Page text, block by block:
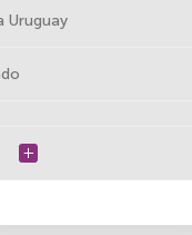
Uruguay